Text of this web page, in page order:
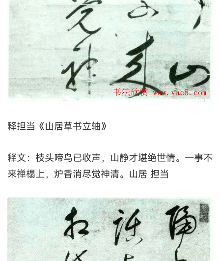
释担当《山居草书立轴》
释文：枝头啼鸟已收声，山静才堪绝世情。一事不
来禅榻上，炉香消尽觉神清。山居 担当